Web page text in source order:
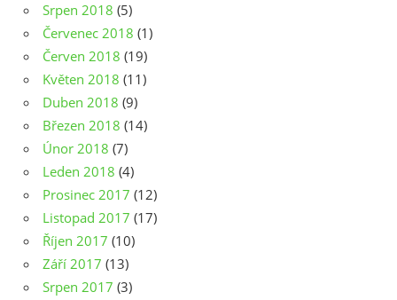
Srpen 2018 (5)
Červenec 2018 (1)
Červen 2018 (19)
Květen 2018 (11)
Duben 2018 (9)
Březen 2018 (14)
Únor 2018 (7)
Leden 2018 (4)
Prosinec 2017 (12)
Listopad 2017 (17)
Říjen 2017 (10)
Září 2017 (13)
Srpen 2017 (3)